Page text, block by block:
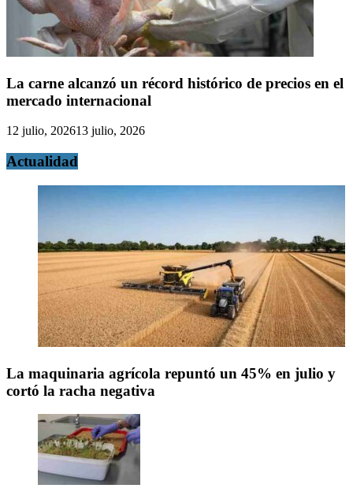
La carne alcanzó un récord histórico de precios en el
mercado internacional
12 julio, 202613 julio, 2026
Actualidad
La maquinaria agrícola repuntó un 45% en julio y
cortó la racha negativa